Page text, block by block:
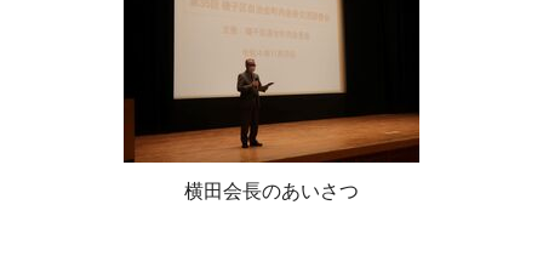
横田会長のあいさつ